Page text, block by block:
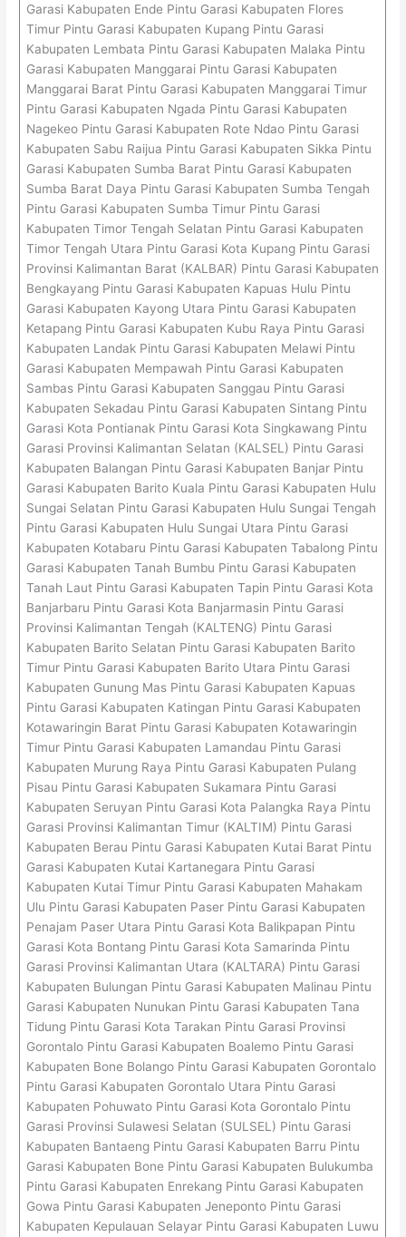
Garasi Kabupaten Ende Pintu Garasi Kabupaten Flores
Timur Pintu Garasi Kabupaten Kupang Pintu Garasi
Kabupaten Lembata Pintu Garasi Kabupaten Malaka Pintu
Garasi Kabupaten Manggarai Pintu Garasi Kabupaten
Manggarai Barat Pintu Garasi Kabupaten Manggarai Timur
Pintu Garasi Kabupaten Ngada Pintu Garasi Kabupaten
Nagekeo Pintu Garasi Kabupaten Rote Ndao Pintu Garasi
Kabupaten Sabu Raijua Pintu Garasi Kabupaten Sikka Pintu
Garasi Kabupaten Sumba Barat Pintu Garasi Kabupaten
Sumba Barat Daya Pintu Garasi Kabupaten Sumba Tengah
Pintu Garasi Kabupaten Sumba Timur Pintu Garasi
Kabupaten Timor Tengah Selatan Pintu Garasi Kabupaten
Timor Tengah Utara Pintu Garasi Kota Kupang Pintu Garasi
Provinsi Kalimantan Barat (KALBAR) Pintu Garasi Kabupaten
Bengkayang Pintu Garasi Kabupaten Kapuas Hulu Pintu
Garasi Kabupaten Kayong Utara Pintu Garasi Kabupaten
Ketapang Pintu Garasi Kabupaten Kubu Raya Pintu Garasi
Kabupaten Landak Pintu Garasi Kabupaten Melawi Pintu
Garasi Kabupaten Mempawah Pintu Garasi Kabupaten
Sambas Pintu Garasi Kabupaten Sanggau Pintu Garasi
Kabupaten Sekadau Pintu Garasi Kabupaten Sintang Pintu
Garasi Kota Pontianak Pintu Garasi Kota Singkawang Pintu
Garasi Provinsi Kalimantan Selatan (KALSEL) Pintu Garasi
Kabupaten Balangan Pintu Garasi Kabupaten Banjar Pintu
Garasi Kabupaten Barito Kuala Pintu Garasi Kabupaten Hulu
Sungai Selatan Pintu Garasi Kabupaten Hulu Sungai Tengah
Pintu Garasi Kabupaten Hulu Sungai Utara Pintu Garasi
Kabupaten Kotabaru Pintu Garasi Kabupaten Tabalong Pintu
Garasi Kabupaten Tanah Bumbu Pintu Garasi Kabupaten
Tanah Laut Pintu Garasi Kabupaten Tapin Pintu Garasi Kota
Banjarbaru Pintu Garasi Kota Banjarmasin Pintu Garasi
Provinsi Kalimantan Tengah (KALTENG) Pintu Garasi
Kabupaten Barito Selatan Pintu Garasi Kabupaten Barito
Timur Pintu Garasi Kabupaten Barito Utara Pintu Garasi
Kabupaten Gunung Mas Pintu Garasi Kabupaten Kapuas
Pintu Garasi Kabupaten Katingan Pintu Garasi Kabupaten
Kotawaringin Barat Pintu Garasi Kabupaten Kotawaringin
Timur Pintu Garasi Kabupaten Lamandau Pintu Garasi
Kabupaten Murung Raya Pintu Garasi Kabupaten Pulang
Pisau Pintu Garasi Kabupaten Sukamara Pintu Garasi
Kabupaten Seruyan Pintu Garasi Kota Palangka Raya Pintu
Garasi Provinsi Kalimantan Timur (KALTIM) Pintu Garasi
Kabupaten Berau Pintu Garasi Kabupaten Kutai Barat Pintu
Garasi Kabupaten Kutai Kartanegara Pintu Garasi
Kabupaten Kutai Timur Pintu Garasi Kabupaten Mahakam
Ulu Pintu Garasi Kabupaten Paser Pintu Garasi Kabupaten
Penajam Paser Utara Pintu Garasi Kota Balikpapan Pintu
Garasi Kota Bontang Pintu Garasi Kota Samarinda Pintu
Garasi Provinsi Kalimantan Utara (KALTARA) Pintu Garasi
Kabupaten Bulungan Pintu Garasi Kabupaten Malinau Pintu
Garasi Kabupaten Nunukan Pintu Garasi Kabupaten Tana
Tidung Pintu Garasi Kota Tarakan Pintu Garasi Provinsi
Gorontalo Pintu Garasi Kabupaten Boalemo Pintu Garasi
Kabupaten Bone Bolango Pintu Garasi Kabupaten Gorontalo
Pintu Garasi Kabupaten Gorontalo Utara Pintu Garasi
Kabupaten Pohuwato Pintu Garasi Kota Gorontalo Pintu
Garasi Provinsi Sulawesi Selatan (SULSEL) Pintu Garasi
Kabupaten Bantaeng Pintu Garasi Kabupaten Barru Pintu
Garasi Kabupaten Bone Pintu Garasi Kabupaten Bulukumba
Pintu Garasi Kabupaten Enrekang Pintu Garasi Kabupaten
Gowa Pintu Garasi Kabupaten Jeneponto Pintu Garasi
Kabupaten Kepulauan Selayar Pintu Garasi Kabupaten Luwu